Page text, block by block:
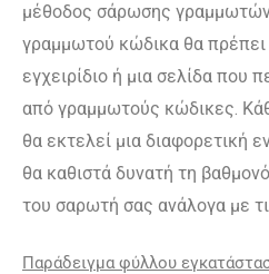
μέθοδος σάρωσης
γραμμωτού κώδικα θα
εγχειρίδιο ή μια σελίδα που
από γραμμωτούς κώδικες.
θα εκτελεί μια διαφορετική
θα καθιστά δυνατή τη
του σαρωτή σας ανάλογα με
Παράδειγμα φύλλου